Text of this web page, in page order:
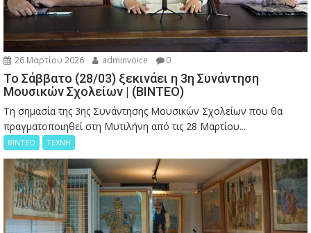
26 Μαρτίου 2026 adminvoice 0
Το Σάββατο (28/03) ξεκινάει η 3η Συνάντηση
Μουσικών Σχολείων | (ΒΙΝΤΕΟ)
Τη σημασία της 3ης Συνάντησης Μουσικών Σχολείων που θα
πραγματοποιηθεί στη Μυτιλήνη από τις 28 Μαρτίου...
ΒΙΝΤΕΟ ΤΕΧΝΗ